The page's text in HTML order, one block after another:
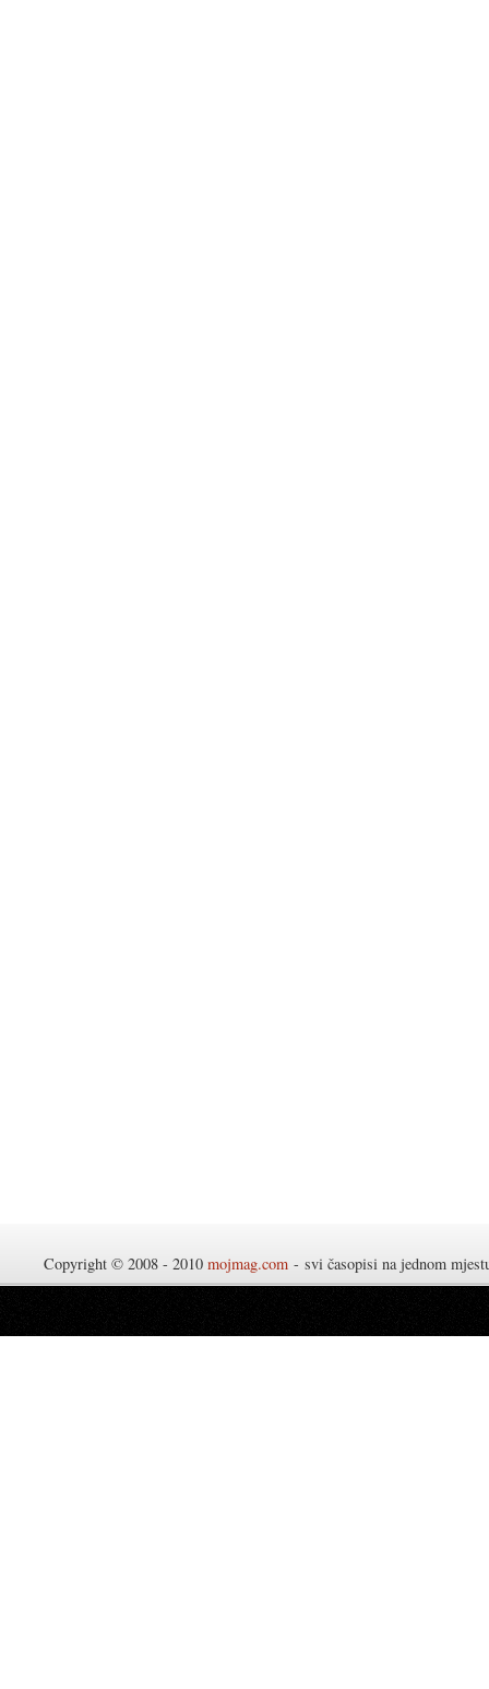
Copyright © 2008 - 2010 mojmag.com - svi časopisi na jednom